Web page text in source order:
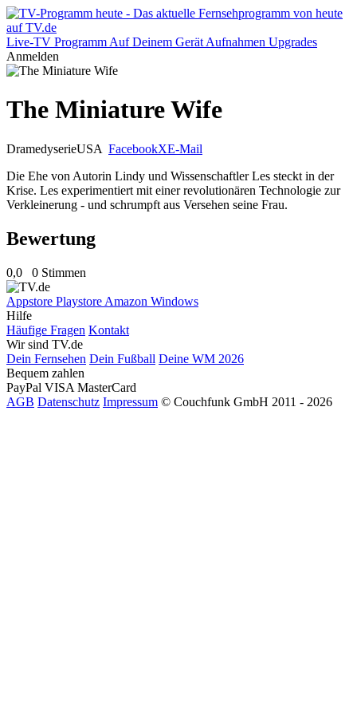
Live-TV Programm Auf Deinem Gerät Aufnahmen Upgrades
Anmelden
The Miniature Wife
DramedyserieUSA FacebookXE-Mail
Die Ehe von Autorin Lindy und Wissenschaftler Les steckt in der
Krise. Les experimentiert mit einer revolutionären Technologie zur
Verkleinerung - und schrumpft aus Versehen seine Frau.
Bewertung
0,0 0 Stimmen
Appstore Playstore Amazon Windows
Hilfe
Häufige Fragen Kontakt
Wir sind TV.de
Dein Fernsehen Dein Fußball Deine WM 2026
Bequem zahlen
PayPal VISA MasterCard
AGB Datenschutz Impressum © Couchfunk GmbH 2011 - 2026